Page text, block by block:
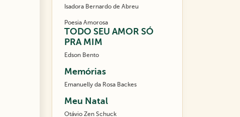
Isadora Bernardo de Abreu
Poesia Amorosa
TODO SEU AMOR SÓ
PRA MIM
Edson Bento
Memórias
Emanuelly da Rosa Backes
Meu Natal
Otávio Zen Schuck